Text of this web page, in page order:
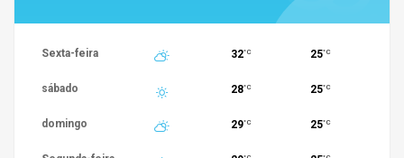
Sexta-feira 32°C 25°C
sábado 28°C 25°C
domingo 29°C 25°C